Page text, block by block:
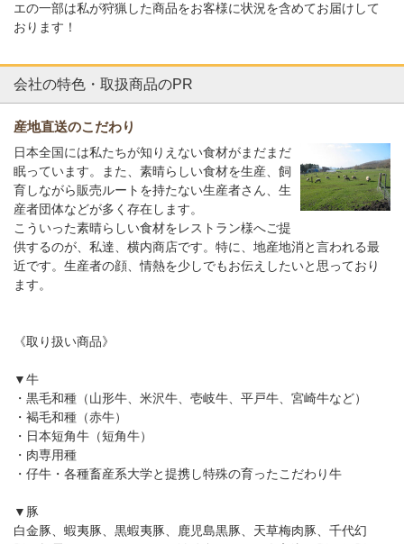
エの一部は私が狩猟した商品をお客様に状況を含めてお届けして
おります！
会社の特色・取扱商品のPR
産地直送のこだわり
日本全国には私たちが知りえない食材がまだまだ
眠っています。また、素晴らしい食材を生産、飼
育しながら販売ルートを持たない生産者さん、生
産者団体などが多く存在します。
こういった素晴らしい食材をレストラン様へご提
供するのが、私達、横内商店です。特に、地産地消と言われる最
近です。生産者の顔、情熱を少しでもお伝えしたいと思っており
ます。
《取り扱い商品》
▼牛
・黒毛和種（山形牛、米沢牛、壱岐牛、平戸牛、宮崎牛など）
・褐毛和種（赤牛）
・日本短角牛（短角牛）
・肉専用種
・仔牛・各種畜産系大学と提携し特殊の育ったこだわり牛
▼豚
白金豚、蝦夷豚、黒蝦夷豚、鹿児島黒豚、天草梅肉豚、千代幻